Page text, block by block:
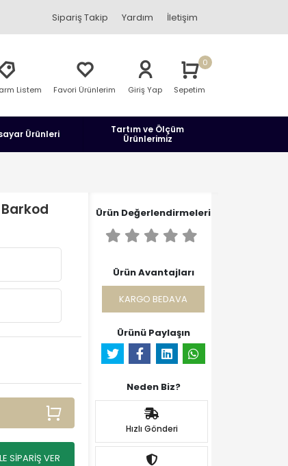
Sipariş Takip Yardım İletişim
Listem Favori Ürünlerim Giriş Yap Sepetim
0
Ürünleri
Tartım ve Ölçüm
Ürünlerimiz
SİPARİŞ VER
Ürün Değerlendirmeleri
Ürün Avantajları
KARGO BEDAVA
Ürünü Paylaşın
Neden Biz?
Hızlı Gönderi